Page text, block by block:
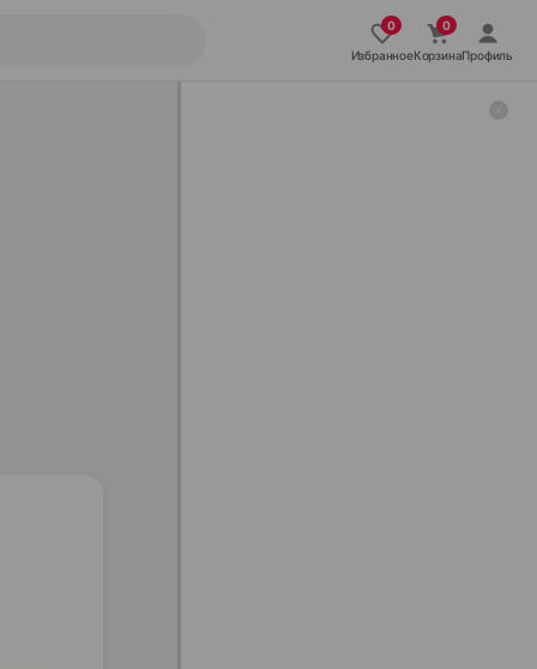
ИзбранноеКорзинаПрофиль